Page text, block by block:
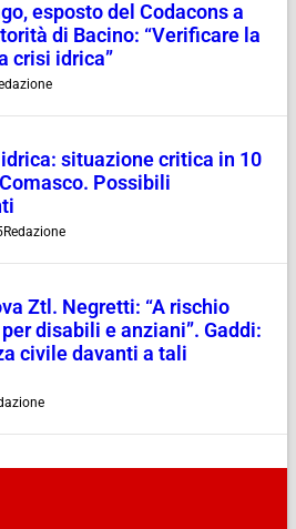
esposto del Codacons a
di Bacino: “Verificare la
crisi idrica”
idrica: situazione critica in 10
Possibili
Redazione
Ztl. Negretti: “A rischio
disabili e anziani”. Gaddi:
civile davanti a tali